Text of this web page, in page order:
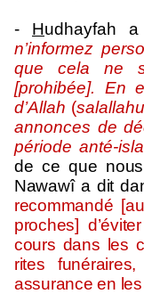
- Hudhayfah
n’informez
que cela ne
[prohibée]. En
d’Allah (
annonces de
période anté-
de ce que
Nawawî a dit
recommandé
proches]
cours dans les
rites
assurance en